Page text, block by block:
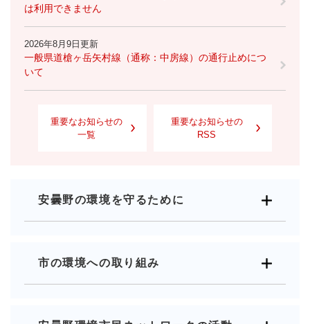
は利用できません
2026年8月9日更新
一般県道槍ヶ岳矢村線（通称：中房線）の通行止めにつ
いて
重要なお知らせの
一覧
重要なお知らせの
RSS
安曇野の環境を守るために
市の環境への取り組み